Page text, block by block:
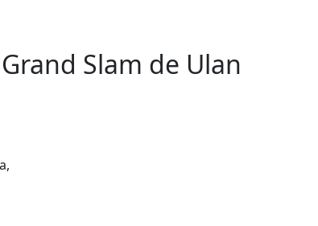
Slam de Ulan